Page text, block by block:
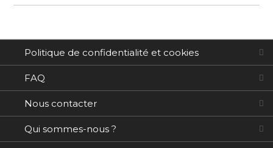
Politique de confidentialité et cookies
FAQ
Nous contacter
Qui sommes-nous ?